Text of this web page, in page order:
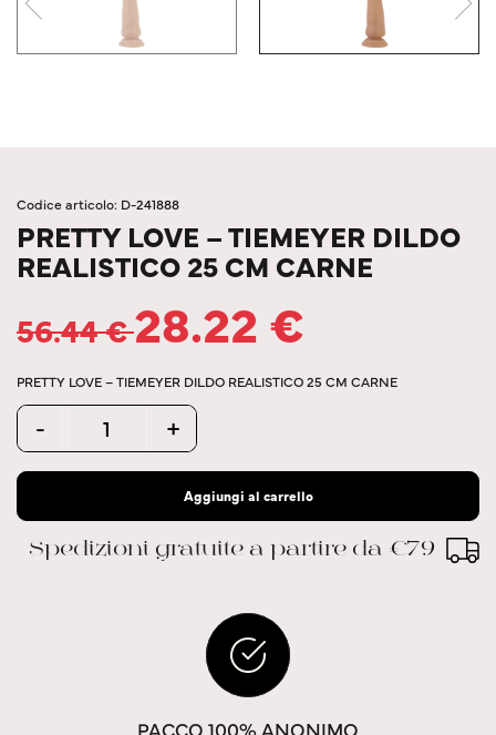
Codice articolo: D-241888
PRETTY LOVE – TIEMEYER DILDO
REALISTICO 25 CM CARNE
56.44€28.22€
PRETTY LOVE – TIEMEYER DILDO REALISTICO 25 CM CARNE
Quantity
- +
Aggiungi al carrello
Spedizioni gratuite a partire da €79
PACCO 100% ANONIMO